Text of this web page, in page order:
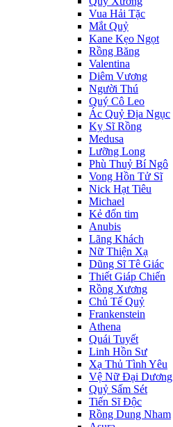
Vua Hải Tặc
Mắt Quỷ
Kane Kẹo Ngọt
Rồng Băng
Valentina
Diêm Vương
Người Thú
Quý Cô Leo
Ác Quỷ Địa Ngục
Kỵ Sĩ Rồng
Medusa
Lưỡng Long
Phù Thuỷ Bí Ngô
Vong Hồn Tử Sĩ
Nick Hạt Tiêu
Michael
Kẻ đốn tim
Anubis
Lãng Khách
Nữ Thiện Xạ
Dũng Sĩ Tê Giác
Thiết Giáp Chiến
Rồng Xương
Chủ Tế Quỷ
Frankenstein
Athena
Quái Tuyết
Linh Hồn Sư
Xạ Thủ Tình Yêu
Vệ Nữ Đại Dương
Quỷ Sấm Sét
Tiến Sĩ Độc
Rồng Dung Nham